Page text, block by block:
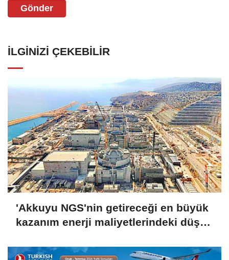
Gönder
İLGINIZI ÇEKEBILIR
'Akkuyu NGS'nin getireceği en büyük
kazanım enerji maliyetlerindeki düşüş